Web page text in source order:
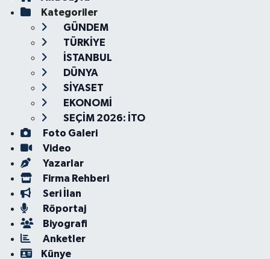
Kategoriler
GÜNDEM
TÜRKİYE
İSTANBUL
DÜNYA
SİYASET
EKONOMİ
SEÇİM 2026: İTO
Foto Galeri
Video
Yazarlar
Firma Rehberi
Seri İlan
Röportaj
Biyografi
Anketler
Künye